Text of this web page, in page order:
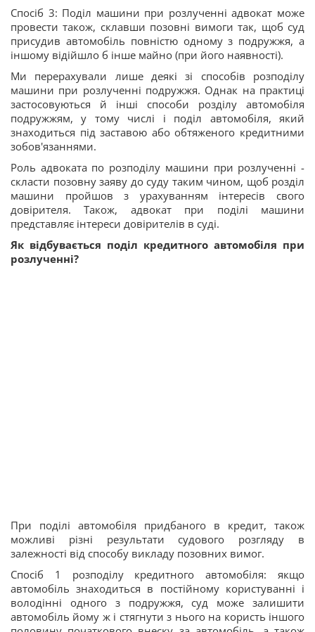
Спосіб 3: Поділ машини при розлученні адвокат може
провести також, склавши позовні вимоги так, щоб суд
присудив автомобіль повністю одному з подружжя, а
іншому відійшло б інше майно (при його наявності).
Ми перерахували лише деякі зі способів розподілу
машини при розлученні подружжя. Однак на практиці
застосовуються й інші способи розділу автомобіля
подружжям, у тому числі і поділ автомобіля, який
знаходиться під заставою або обтяженого кредитними
зобов'язаннями.
Роль адвоката по розподілу машини при розлученні -
скласти позовну заяву до суду таким чином, щоб розділ
машини пройшов з урахуванням інтересів свого
довірителя. Також, адвокат при поділі машини
представляє інтереси довірителів в суді.
Як відбувається поділ кредитного автомобіля при
розлученні?
При поділі автомобіля придбаного в кредит, також
можливі різні результати судового розгляду в
залежності від способу викладу позовних вимог.
Спосіб 1 розподілу кредитного автомобіля: якщо
автомобіль знаходиться в постійному користуванні і
володінні одного з подружжя, суд може залишити
автомобіль йому ж і стягнути з нього на користь іншого